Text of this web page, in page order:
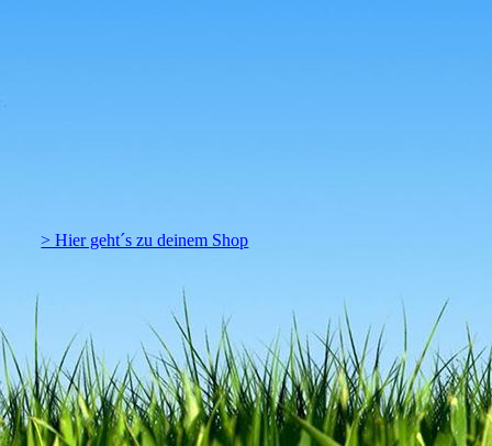
> Hier geht´s zu deinem Shop